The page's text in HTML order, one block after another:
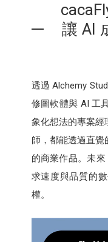
讓 AI
透過 Alchemy
修圖軟體與 AI 工
象化想法的專案經
師，都能透過直
的商業作品。未
求速度與品質的
權。